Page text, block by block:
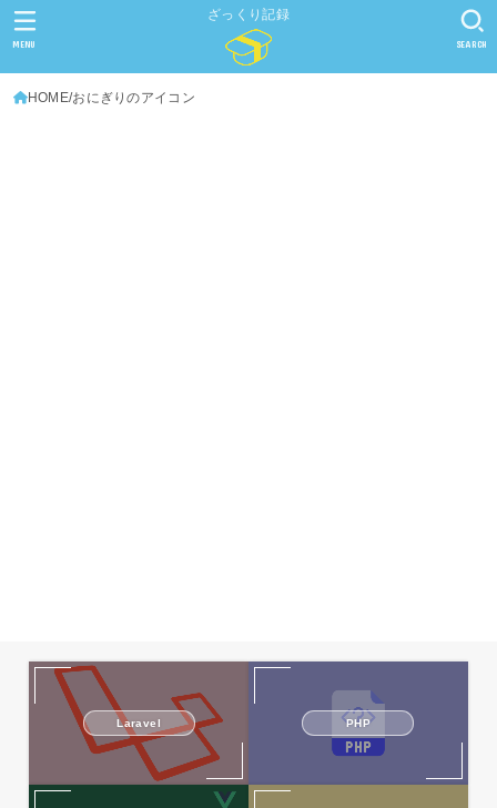
ざっくり記録
SEARCH
MENU
HOME おにぎりのアイコン
Laravel PHP